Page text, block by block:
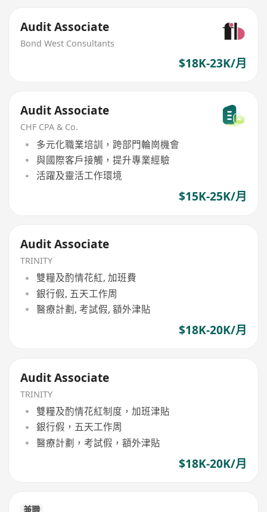
Audit Associate
Bond West Consultants
$18K-23K/月
Audit Associate
CHF CPA & Co.
多元化職業培訓，跨部門輪崗機會
與國際客戶接觸，提升專業經驗
活躍及靈活工作環境
$15K-25K/月
Audit Associate
TRINITY
雙糧及酌情花紅, 加班費
銀行假, 五天工作周
醫療計劃, 考試假, 額外津貼
$18K-20K/月
Audit Associate
TRINITY
雙糧及酌情花紅制度，加班津貼
銀行假，五天工作周
醫療計劃，考試假，額外津貼
$18K-20K/月